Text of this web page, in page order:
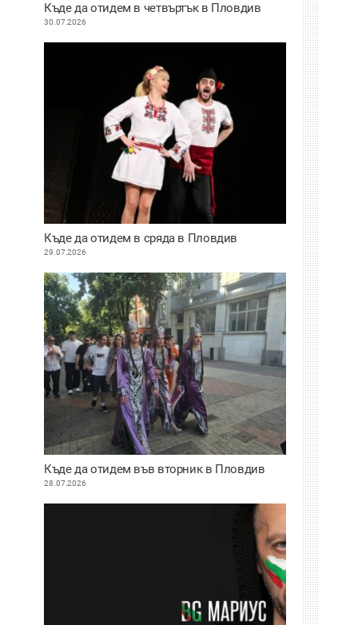
Къде да отидем в четвъртък в Пловдив
30.07.2026
Къде да отидем в сряда в Пловдив
29.07.2026
Къде да отидем във вторник в Пловдив
28.07.2026